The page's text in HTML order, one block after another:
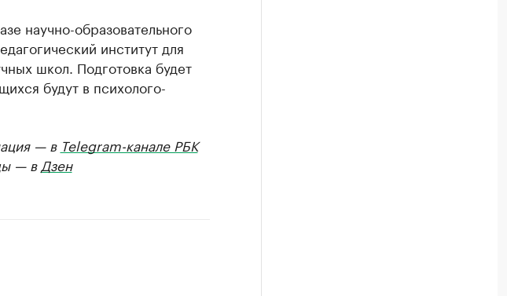
научно-образовательного
институт для
школ. Подготовка будет
будут в психолого-
— в Telegram-канале РБК
— в Дзен